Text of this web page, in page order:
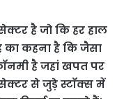
है जो कि हर हाल
का कहना है कि जैसा
है जहां खपत पर
से जुड़े स्टॉक्स में